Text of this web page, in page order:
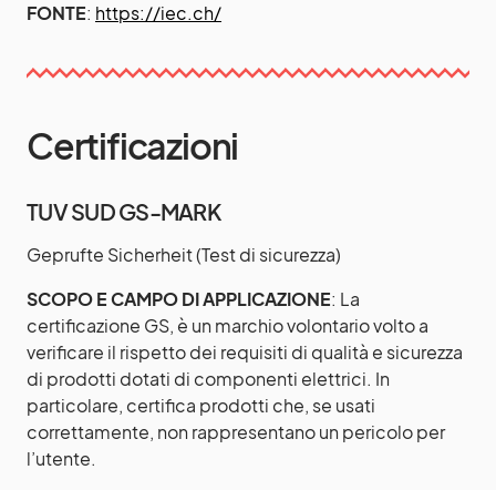
FONTE: https://iec.ch/
Certificazioni
TUV SUD GS-MARK
Geprufte Sicherheit (Test di sicurezza)
SCOPO E CAMPO DI APPLICAZIONE: La
certificazione GS, è un marchio volontario volto a
verificare il rispetto dei requisiti di qualità e sicurezza
di prodotti dotati di componenti elettrici. In
particolare, certifica prodotti che, se usati
correttamente, non rappresentano un pericolo per
l’utente.